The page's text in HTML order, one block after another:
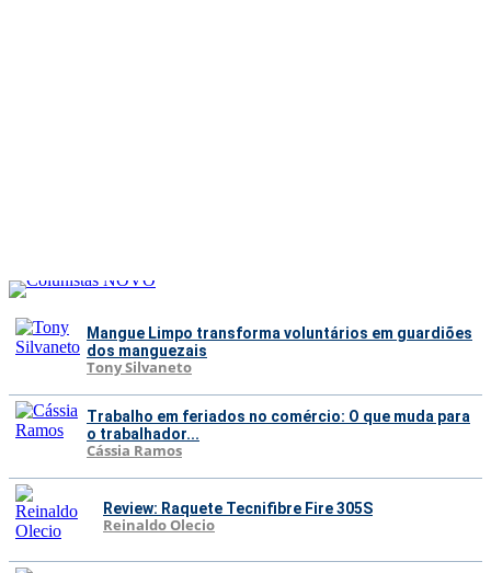
Mangue Limpo transforma voluntários em guardiões
dos manguezais
Tony Silvaneto
Trabalho em feriados no comércio: O que muda para
o trabalhador...
Cássia Ramos
Review: Raquete Tecnifibre Fire 305S
Reinaldo Olecio